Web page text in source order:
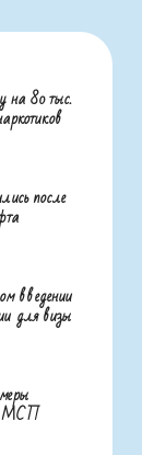
на 80 тыс.
после
введении
для визы
МСП